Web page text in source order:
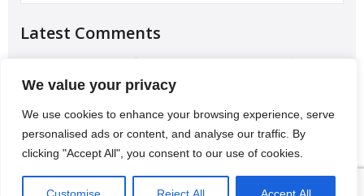
We value your privacy
We use cookies to enhance your browsing experience, serve
personalised ads or content, and analyse our traffic. By
clicking "Accept All", you consent to our use of cookies.
Latest Comments
Học Đại học để có tương lai hơn? – Chưa chắc –
Sividuc.orgonChọn ngành học: sinh viên IT và
12/08/2016
[…] lại thì lại thiếu các kĩ năng của một người
thợ. Theo Tagesschau.de Bonus: Chọn ngành
học: sinh viên…
VI